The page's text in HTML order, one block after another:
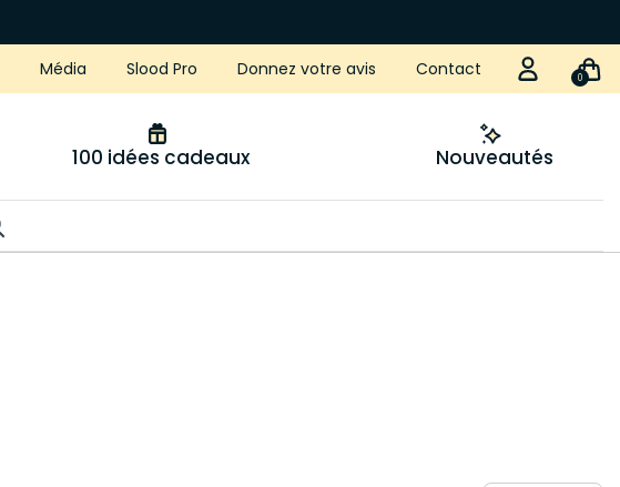
Média Slood Pro Donnez votre avis Contact 0
100 idées cadeaux Nouveautés